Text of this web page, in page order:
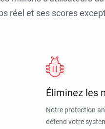
réel et ses scores
Éliminez les
Notre protection
défend votre